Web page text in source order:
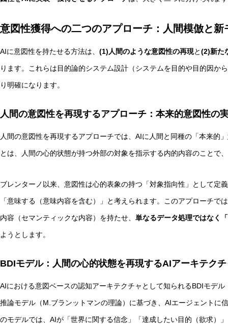
幻想メタ問題とは何か──「意識は幻想」という主張がな
AI研究
現象的力能説とは何か？ 意識のメタ過程への因果的関与を
意図性獲得への二つのアプローチ：人間模倣と新
AIに意図性を持たせる方法は、 (1)人間のような意図性の再現と(2)新た
ります。これらは目的論的システム設計（システムを目的や目的因か
り明確になります。
人間の意図性を再現するアプローチ：本来的意図性の
人間の意図性を再現するアプローチでは、AIに人間と同種の「本来的
とは、人間の心的状態が持つ外部の対象を指示する内的内容のことで
ブレンターノ以来、意図性は心的表象の持つ「対象指向性」として定
「意味する（意味内容を含む）」と考えられます。このアプローチで
内容（セマンティックな内容）を持たせ、 単なるデータ処理ではなく
ようとします。
BDIモデル：人間の心的状態を再現するAIアーキテク
AIにおける意図ベースの認知アーキテクチャとして知られるBDIモデ
推論モデル（M.ブランットマンの理論）に基づき、AIエージェントに
のモデルでは、AIが「世界に関する信念」「達成したい目的（欲求）